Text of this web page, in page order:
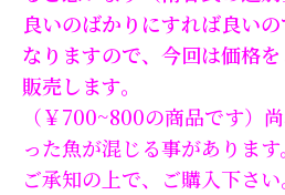
良いのばかりにすれば良い
なりますので、今回は価格
販売します。
（￥700~800の商品です）
った魚が混じる事があります。
ご承知の上で、ご購入下さい